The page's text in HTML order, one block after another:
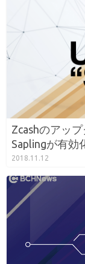
Zcashのアッ
Saplingが有効
2018.11.12